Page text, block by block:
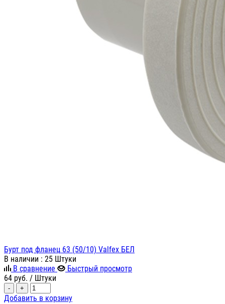
Бурт под фланец 63 (50/10) Valfex БЕЛ
В наличии : 25 Штуки
В сравнение
Быстрый просмотр
64 руб. / Штуки
- +
Добавить в корзину